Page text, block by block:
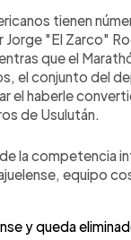
tienen
Jorge "El Zarco"
que el
el conjunto del
haberle
de Usulután.
la competencia
equipo
y queda